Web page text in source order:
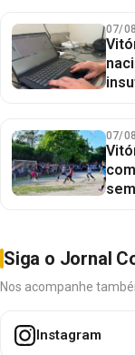
07/
07/
Siga o Jornal
Nos acompanhe
Instagram